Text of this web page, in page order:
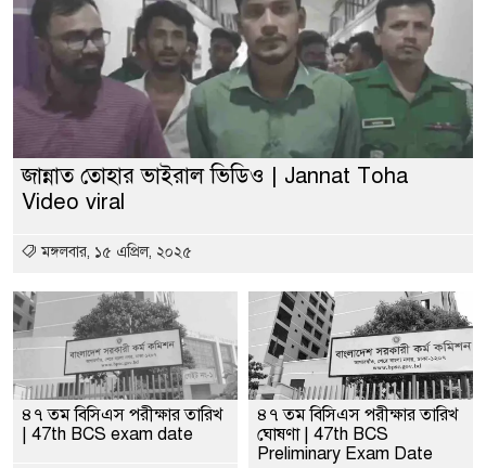
জান্নাত তোহার ভাইরাল ভিডিও | Jannat Toha
Video viral
মঙ্গলবার, ১৫ এপ্রিল, ২০২৫
৪৭ তম বিসিএস পরীক্ষার তারিখ
| 47th BCS exam date
৪৭ তম বিসিএস পরীক্ষার তারিখ
ঘোষণা | 47th BCS
Preliminary Exam Date